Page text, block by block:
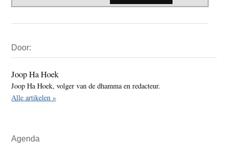
Sidebar
Door:
Joop Ha Hoek
Joop Ha Hoek, volger van de dhamma en redacteur.
Alle artikelen »
Agenda